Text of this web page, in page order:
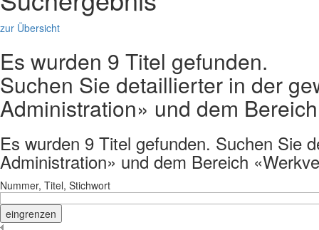
zur Übersicht
Es wurden 9 Titel gefunden.
Suchen Sie detaillierter in der
Administration» und dem
Es wurden 9 Titel gefunden. Suchen Sie
Administration» und dem Bereich
Nummer, Titel, Stichwort